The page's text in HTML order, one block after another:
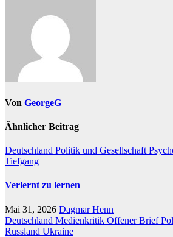
Von GeorgeG
Ähnlicher Beitrag
Deutschland Politik und Gesellschaft
Tiefgang
Verlernt zu lernen
Mai 31, 2026 Dagmar Henn
Deutschland Medienkritik Offener Brief
Russland Ukraine